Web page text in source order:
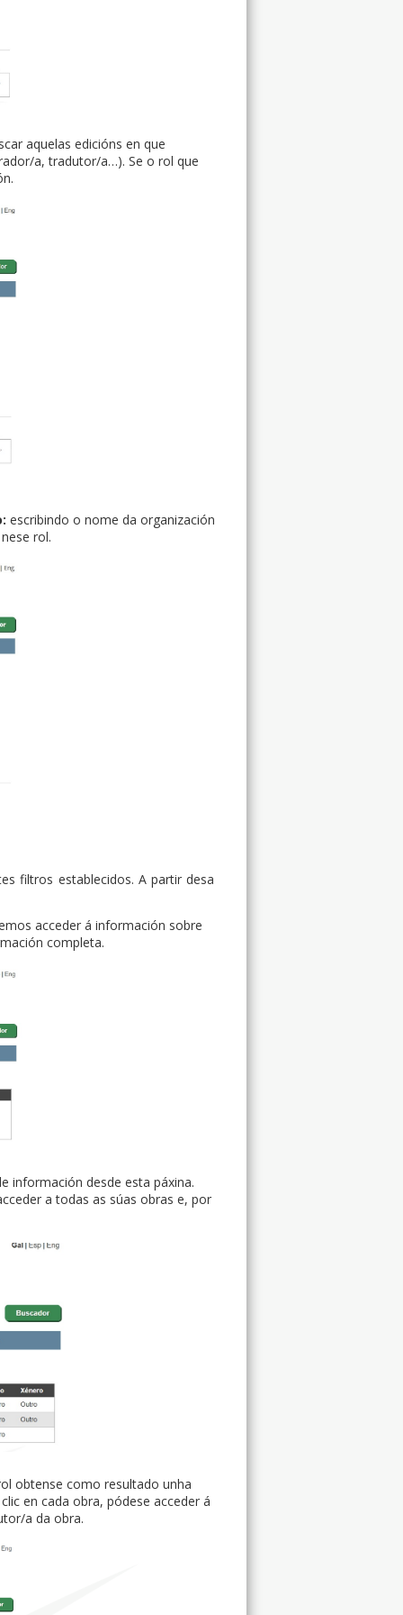
aquelas edicións en que
a, tradutor/a…). Se o rol que
escribindo o nome da organización
rol.
filtros establecidos. A partir desa
acceder á información sobre
completa.
información desde esta páxina.
a todas as súas obras e, por
obtense como resultado unha
en cada obra, pódese acceder á
a da obra.